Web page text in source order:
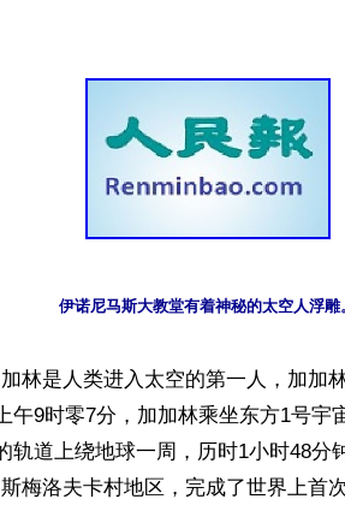
伊诺尼马斯大教堂有着神秘的太空人浮雕
林是人类进入太空的第一人，加加
午9时零7分，加加林乘坐东方1号宇
轨道上绕地球一周，历时1小时48分
梅洛夫卡村地区，完成了世界上首